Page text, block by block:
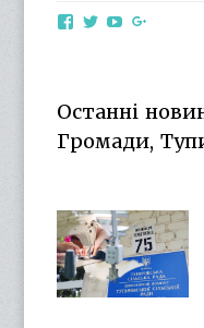
ViewViewView
YouTube
Останні
Громади,